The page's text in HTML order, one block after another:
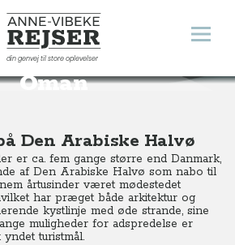
Anne-Vibeke Rejser
din genvej til store oplevelser
Åbn
Oman
Oman
Den Arabiske Halvø
er ca. fem gange større end Danmark,
af Den Arabiske Halvø som nabo til
årtusinder været mødestedet
har præget både arkitektur og
kystlinje med øde strande, sine
muligheder for adspredelse er
turistmål.